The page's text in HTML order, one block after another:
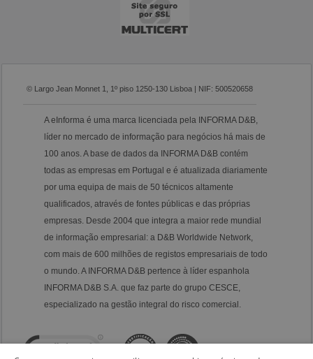
© Largo Jean Monnet 1, 1º piso 1250-130 Lisboa | NIF: 500520658
A eInforma é uma marca licenciada pela INFORMA D&B,
líder no mercado de informação para negócios há mais de
100 anos. A base de dados da INFORMA D&B contém
todas as empresas em Portugal e é atualizada diariamente
por uma equipa de mais de 50 técnicos altamente
qualificados, através de fontes públicas e das próprias
empresas. Desde 2004 que integra a maior rede mundial
de informação empresarial: a D&B Worldwide Network,
com mais de 600 milhões de registos empresariais de todo
o mundo. A INFORMA D&B pertence à líder espanhola
INFORMA D&B S.A. que faz parte do grupo CESCE,
especializado na gestão integral do risco comercial.